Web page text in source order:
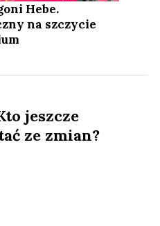
Hebe.
na szczycie
jeszcze
ze zmian?